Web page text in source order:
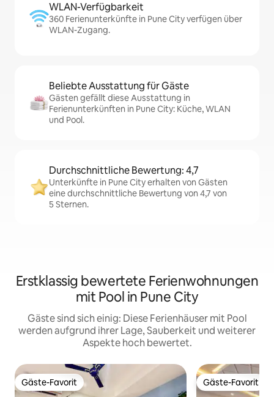
WLAN-Verfügbarkeit
360 Ferienunterkünfte in Pune City verfügen über
WLAN-Zugang.
Beliebte Ausstattung für Gäste
Gästen gefällt diese Ausstattung in
Ferienunterkünften in Pune City: Küche, WLAN
und Pool.
Durchschnittliche Bewertung: 4,7
Unterkünfte in Pune City erhalten von Gästen
eine durchschnittliche Bewertung von 4,7 von
5 Sternen.
Erstklassig bewertete Ferienwohnungen
mit Pool in Pune City
Gäste sind sich einig: Diese Ferienhäuser mit Pool
werden aufgrund ihrer Lage, Sauberkeit und weiterer
Aspekte hoch bewertet.
Gäste-Favorit
Gäste-Favorit Gäste-Favorit
Gäste-Favorit